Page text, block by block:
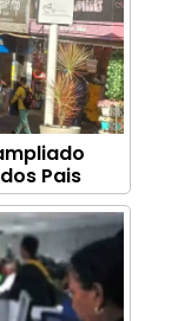
Pais